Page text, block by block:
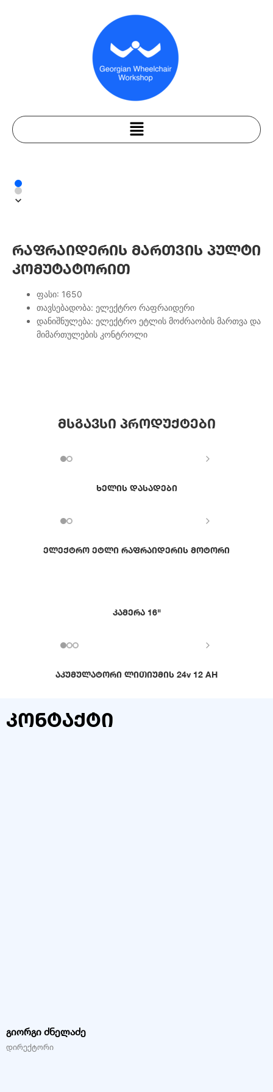
რაფრაიდერის მართვის პულტი
კომუტატორით
ფასი: 1650
თავსებადობა: ელექტრო რაფრაიდერი
დანიშნულება: ელექტრო ეტლის მოძრაობის მართვა და
მიმართულების კონტროლი
მსგავსი პროდუქტები
ხელის დასადები
ელექტრო ეტლი რაფრაიდერის მოტორი
კამერა 16"
აკუმულატორი ლითიუმის 24v 12 AH
კონტაქტი
გიორგი ძნელაძე
დირექტორი